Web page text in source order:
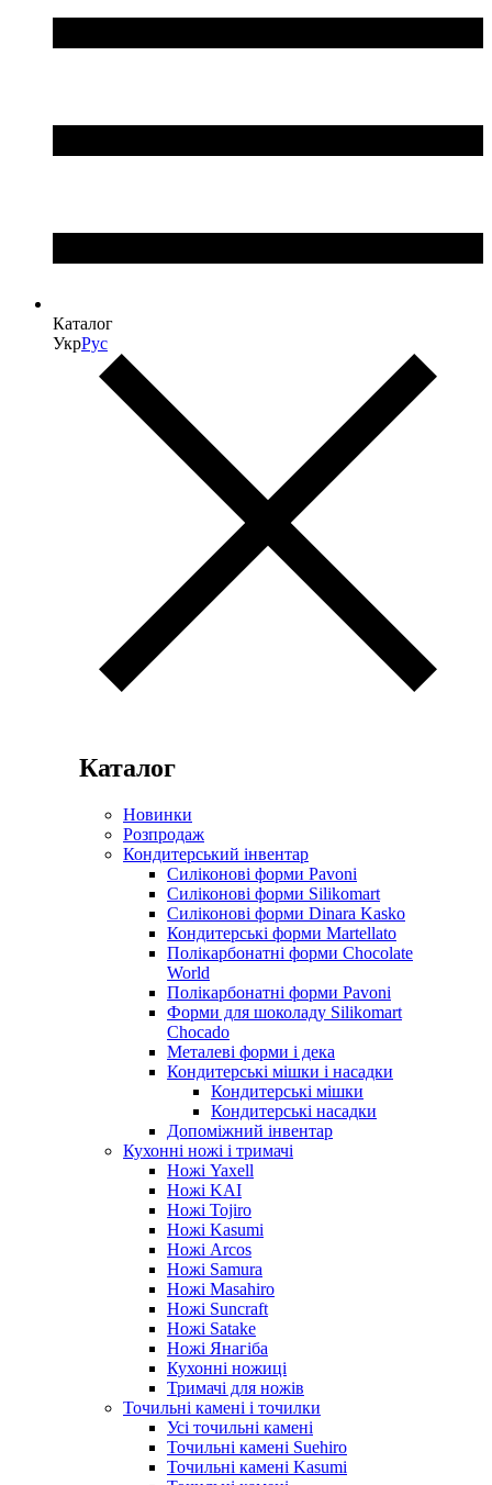
Каталог
УкрРус
Каталог
Новинки
Розпродаж
Кондитерський інвентар
Силіконові форми Pavoni
Силіконові форми Silikomart
Силіконові форми Dinara Kasko
Кондитерські форми Martellato
Полікарбонатні форми Chocolate
World
Полікарбонатні форми Pavoni
Форми для шоколаду Silikomart
Chocado
Металеві форми і дека
Кондитерські мішки і насадки
Кондитерські мішки
Кондитерські насадки
Допоміжний інвентар
Кухонні ножі і тримачі
Ножі Yaxell
Ножі KAI
Ножі Tojiro
Ножі Kasumi
Ножі Arcos
Ножі Samura
Ножі Masahiro
Ножі Suncraft
Ножі Satake
Ножі Янагіба
Кухонні ножиці
Тримачі для ножів
Точильні камені і точилки
Усі точильні камені
Точильні камені Suehiro
Точильні камені Kasumi